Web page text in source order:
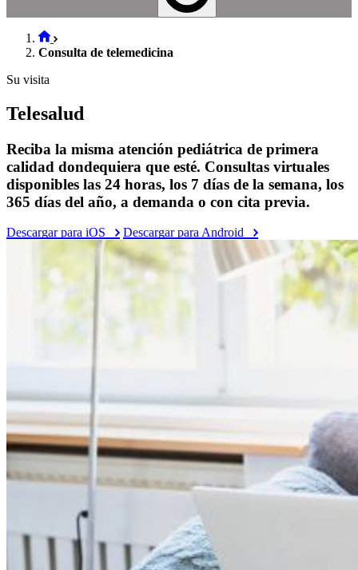
Consulta de telemedicina
Su visita
Telesalud
Reciba la misma atención pediátrica de primera
calidad dondequiera que esté. Consultas virtuales
disponibles las 24 horas, los 7 días de la semana, los
365 días del año, a demanda o con cita previa.
Descargar para iOS Descargar para Android